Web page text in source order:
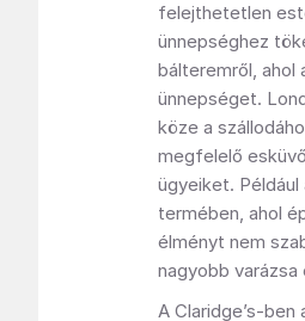
felejthetetlen
ünnepséghez
bálteremről, ahol
ünnepséget.
köze a
megfelelő
ügyeiket.
termében, ahol
élményt nem
nagyobb
A Claridge’s-